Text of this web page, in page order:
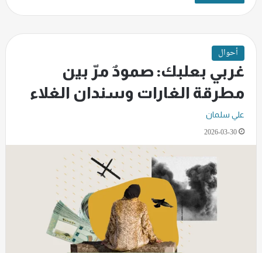
أحوال
غربي بعلبك: صمودٌ مرّ بين
مطرقة الغارات وسندان الغلاء
علي سلمان
2026-03-30